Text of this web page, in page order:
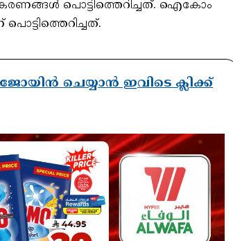
പൊട്ടിത്തെറിച്ചത്. ഐകോം
ചെയ്യാൻ ഇവിടെ ക്ലിക്ക്